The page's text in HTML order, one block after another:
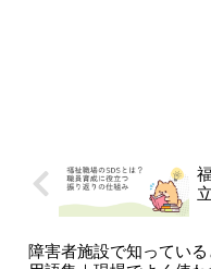
障害者施設で知ってい